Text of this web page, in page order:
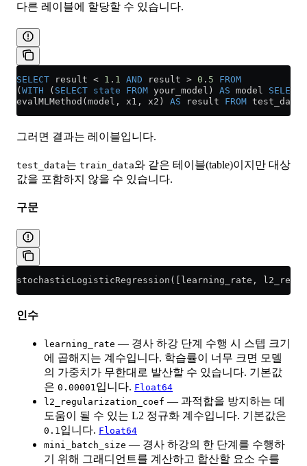
다른 레이블에 할당할 수 있습니다.
SELECT result < 1 . 1 AND result > 0 . 5 FROM
( WITH ( SELECT state FROM your_model) AS model SELECT
evalMLMethod(model, x1, x2) AS result FROM test_data)
그러면 결과는 레이블입니다.
test_data는 train_data와 같은 테이블(table)이지만 대상
값을 포함하지 않을 수 있습니다.
구문
stochasticLogisticRegression([learning_rate,
인수
learning_rate — 경사 하강 단계 수행 시 스텝 크기
에 곱해지는 계수입니다. 학습률이 너무 크면 모델
의 가중치가 무한대로 발산할 수 있습니다. 기본값
은 0.00001입니다. Float64
l2_regularization_coef — 과적합을 방지하는 데
도움이 될 수 있는 L2 정규화 계수입니다. 기본값은
0.1입니다. Float64
mini_batch_size — 경사 하강의 한 단계를 수행하
기 위해 그래디언트를 계산하고 합산할 요소 수를